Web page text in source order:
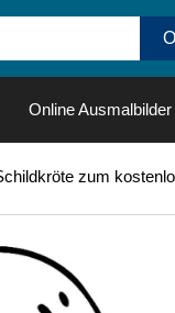
Online Ausmalbilder
zum